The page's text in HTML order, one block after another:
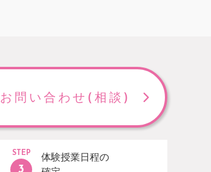
お問い合わせ (相談)
STEP
体験授業日程の